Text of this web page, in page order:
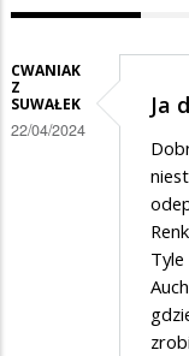
CWANIAK
Z
SUWAŁEK
22/04/2024
Ja